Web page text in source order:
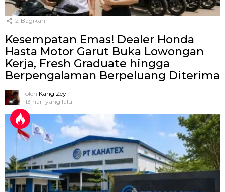
2 Bagikan
Kesempatan Emas! Dealer Honda
Hasta Motor Garut Buka Lowongan
Kerja, Fresh Graduate hingga
Berpengalaman Berpeluang Diterima
oleh Kang Zey
13 hari yang lalu